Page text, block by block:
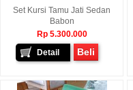
Set Kursi Tamu Jati Sedan
Babon
Rp 5.300.000
Detail
Beli